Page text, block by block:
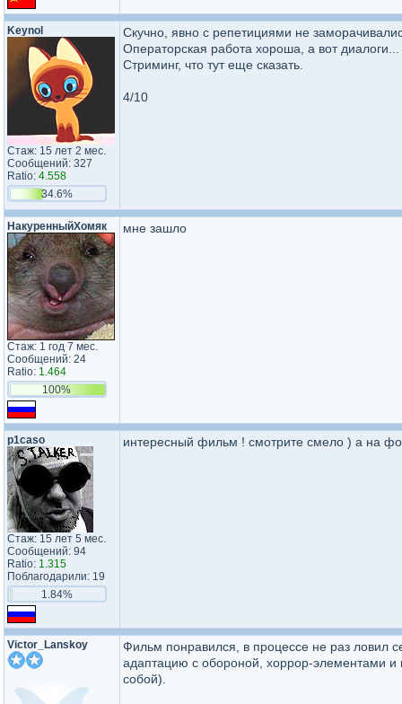
Keynol
Стаж: 15 лет 2 мес.
Сообщений: 327
Ratio: 4.558
34.6%
Скучно, явно с репетициями не
Операторская работа хороша, а вот диалоги...
Стриминг, что тут еще сказать.
4/10
НакуренныйХомяк
Стаж: 1 год 7 мес.
Сообщений: 24
Ratio: 1.464
100%
мне зашло
p1caso
Стаж: 15 лет 5 мес.
Сообщений: 94
Ratio: 1.315
Поблагодарили: 19
1.84%
интересный фильм ! смотрите смело ) а на
Victor_Lanskoy
Фильм понравился, в процессе не раз ловил
адаптацию с обороной, хоррор-элементами
собой).